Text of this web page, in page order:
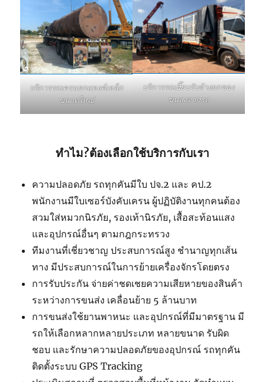
บริการรถเครนยกแทงค์เหล็ก
ขนาดใหญ่
บริการรถเฮี๊ยบรับจ้างยกของ
ขนลงจากรถ
ทำไม?ต้องเลือกใช้บริการกับเรา
ความปลอดภัย รถทุกคันมีใบ ปจ.2 และ คป.2
พนักงานมีใบเซอร์บังคับเครน ผู้ปฏิบัติงานทุกคนต้อง
สวมใส่หมวกนิรภัย, รองเท้านิรภัย, เสื้อสะท้อนแสง
และอุปกรณ์อื่นๆ ตามกฎกระทรวง
ทีมงานที่เชี่ยวชาญ ประสบการณ์สูง ชำนาญทุกเส้น
ทาง มีประสบการณ์ในการย้ายเครื่องจักรโดยตรง
การรับประกัน จ่ายค่าชดเชยความเสียหายของสินค้า
ระหว่างการขนส่ง เคลื่อนย้าย 5 ล้านบาท
การขนส่งใช้ยานพาหนะ และอุปกรณ์ที่มีมาตรฐาน มี
รถให้เลือกหลากหลายประเภท หลายขนาด รับผิด
ชอบ และรักษาความปลอดภัยของอุปกรณ์ รถทุกคัน
ติดตั้งระบบ GPS Tracking